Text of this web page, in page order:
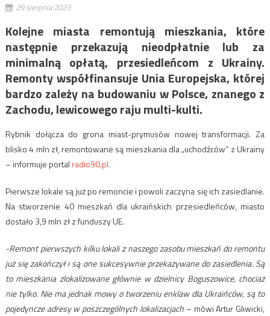
29 sierpnia 2023
Kolejne miasta remontują mieszkania, które
następnie przekazują nieodpłatnie lub za
minimalną opłatą, przesiedleńcom z Ukrainy.
Remonty współfinansuje Unia Europejska, której
bardzo zależy na budowaniu w Polsce, znanego z
Zachodu, lewicowego raju multi-kulti.
Rybnik dołącza do grona miast-prymusów nowej transformacji. Za
blisko 4 mln zł, remontowane są mieszkania dla „uchodźców” z Ukrainy
– informuje portalradio90.pl.
Pierwsze lokale są już po remoncie i powoli zaczyna się ich zasiedlanie.
Na stworzenie 40 mieszkań dla ukraińskich przesiedleńców, miasto
dostało 3,9 mln zł z funduszy UE.
-Remont pierwszych kilku lokali z naszego zasobu mieszkań do remontu
już się zakończył i są one sukcesywnie przekazywane do zasiedlenia. Są
to mieszkania zlokalizowane głównie w dzielnicy Boguszowice, chociaż
nie tylko. Nie ma jednak mowy o tworzeniu enklaw dla Ukraińców, są to
pojedyncze adresy w poszczególnych lokalizacjach – mówi Artur Gliwicki,